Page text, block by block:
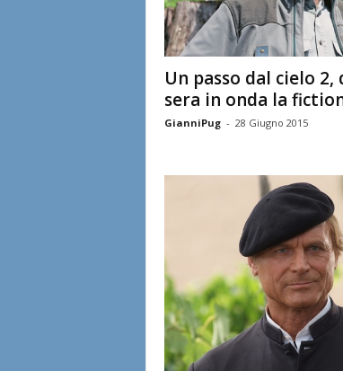
e
Un passo dal cielo 2,
sera in onda la
GianniPug - 28 Giugno 2015